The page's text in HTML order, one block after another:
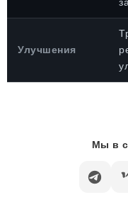
Улучшения
Мы в